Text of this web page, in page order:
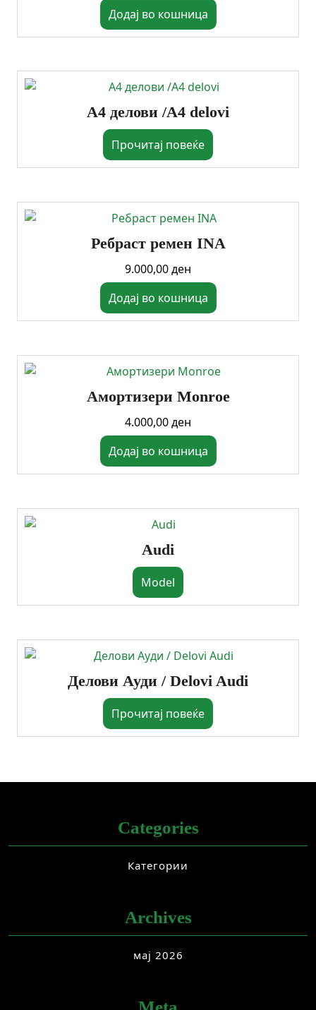
Додај во кошница
А4 делови /A4 delovi
Прочитај повеќе
Ребраст ремен INA
9.000,00ден
Додај во кошница
Амортизери Monroe
4.000,00ден
Додај во кошница
Audi
Model
Делови Ауди / Delovi Audi
Прочитај повеќе
Categories
Категории
Archives
мај 2026